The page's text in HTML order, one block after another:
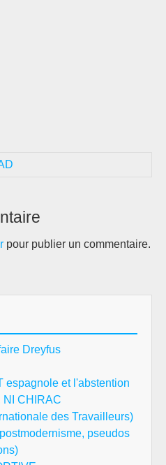
pour publier un commentaire.
Dreyfus
espagnole et l'abstention
NI CHIRAC
des Travailleurs)
pseudos